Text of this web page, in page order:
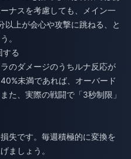
ナスを考慮しても、メイン一
以上が会心や攻撃に跳ねる、と
。
する
のダメージのうちルナ反応が
未満であれば、オーバード
た、実際の戦闘で「3秒制限」
失です。毎週積極的に変換を
ましょう。